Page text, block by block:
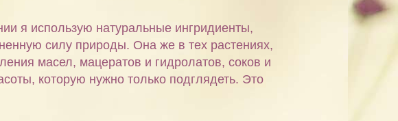
я использую натуральные ингридиенты,
силу природы. Она же в тех растениях,
масел, мацератов и гидролатов, соков и
которую нужно только подглядеть. Это